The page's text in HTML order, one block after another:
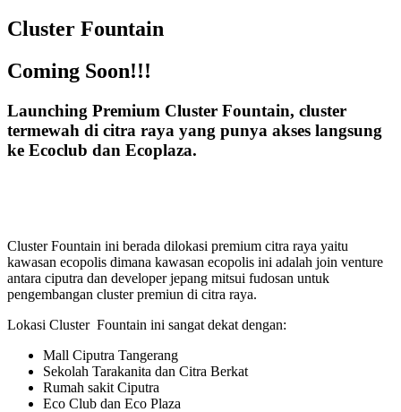
Cluster Fountain
Coming Soon!!!
Launching Premium Cluster Fountain, cluster
termewah di citra raya yang punya akses langsung
ke Ecoclub dan Ecoplaza.
Cluster Fountain ini berada dilokasi premium citra raya yaitu
kawasan ecopolis dimana kawasan ecopolis ini adalah join venture
antara ciputra dan developer jepang mitsui fudosan untuk
pengembangan cluster premiun di citra raya.
Lokasi Cluster Fountain ini sangat dekat dengan:
Mall Ciputra Tangerang
Sekolah Tarakanita dan Citra Berkat
Rumah sakit Ciputra
Eco Club dan Eco Plaza